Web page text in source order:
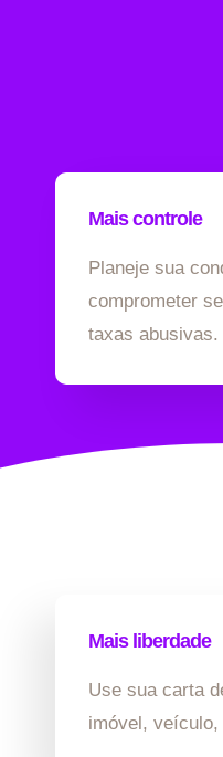
Mais controle
Planeje sua
comprometer
taxas abusivas.
Mais liberdade
Use sua carta
imóvel,